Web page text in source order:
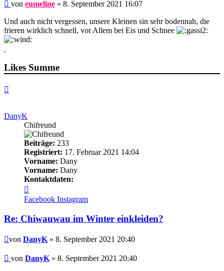
von eumeline » 8. September 2021 16:07
Und auch nicht vergessen, unsere Kleinen sin sehr bodennah, die
frieren wirklich schnell, vor Allem bei Eis und Schnee
Likes Summe
DanyK
Chifreund
Beiträge: 233
Registriert: 17. Februar 2021 14:04
Vorname: Dany
Vorname: Dany
Kontaktdaten:
von
DanyK
Facebook Instagram
Re: Chiwauwau im Winter einkleiden?
Beitrag
von DanyK» 8. September 2021 20:40
Beitrag
von DanyK» 8. September 2021 20:40